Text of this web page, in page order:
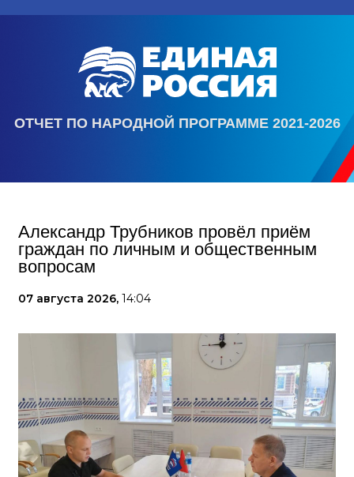
ОТЧЕТ ПО НАРОДНОЙ ПРОГРАММЕ 2021-2026
Александр Трубников провёл приём
граждан по личным и общественным
вопросам
07 августа 2026, 14:04